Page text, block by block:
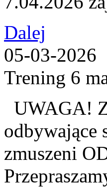
Dalej
05-03-2026
Trening 6
UWAGA!
odbywające
zmuszeni